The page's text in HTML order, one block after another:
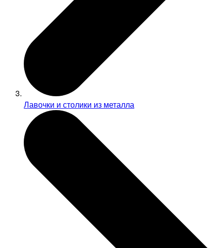
Лавочки и столики из металла